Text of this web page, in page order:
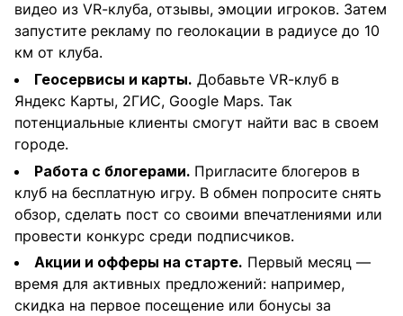
видео из VR-клуба, отзывы, эмоции игроков. Затем
запустите рекламу по геолокации в радиусе до 10
км от клуба.
Геосервисы и карты. Добавьте VR-клуб в
Яндекс Карты, 2ГИС, Google Maps. Так
потенциальные клиенты смогут найти вас в своем
городе.
Работа с блогерами. Пригласите блогеров в
клуб на бесплатную игру. В обмен попросите снять
обзор, сделать пост со своими впечатлениями или
провести конкурс среди подписчиков.
Акции и офферы на старте. Первый месяц —
время для активных предложений: например,
скидка на первое посещение или бонусы за